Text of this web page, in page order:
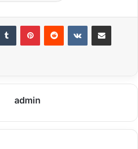
admin